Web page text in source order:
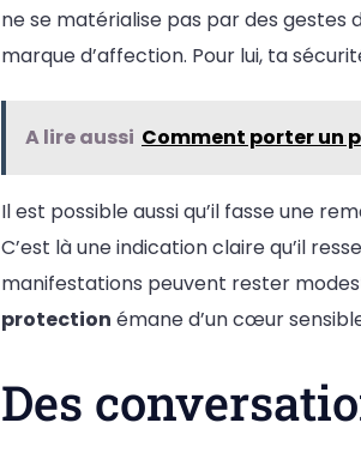
ne se matérialise pas par des gestes
marque d’affection. Pour lui, ta
A lire aussi Comment porter un
Il est possible aussi qu’il fasse une
C’est là une indication claire qu’il
manifestations peuvent rester
protection émane d’un cœur
Des